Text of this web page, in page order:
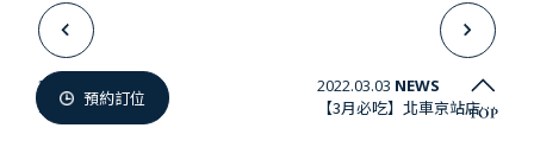
預約訂位
2022.03.25 NEWS
粉浪漫玫瑰花都​
2022.03.03 NEWS
【3月必吃】北車京站店獨享